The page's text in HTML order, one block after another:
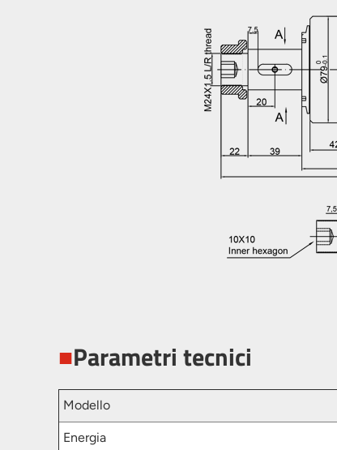
■Parametri tecnici
Modello
Energia